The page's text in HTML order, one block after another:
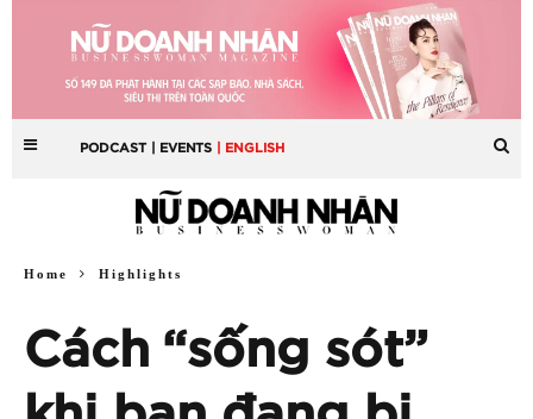
PODCAST | EVENTS | ENGLISH
Home Highlights
Cách “sống sót”